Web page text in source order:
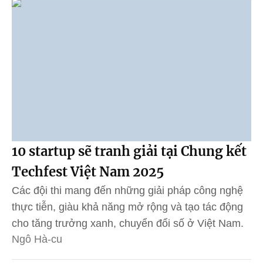
10 startup sẽ tranh giải tại Chung kết
Techfest Việt Nam 2025
Các đội thi mang đến những giải pháp công nghệ
thực tiễn, giàu khả năng mở rộng và tạo tác động
cho tăng trưởng xanh, chuyển đổi số ở Việt Nam.
Ngô Hà-cu